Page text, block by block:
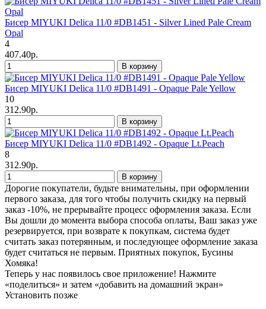
Бисер MIYUKI Delica 11/0 #DB1451 - Silver Lined Pale Cream
Opal
4
407.40р.
В корзину
Бисер MIYUKI Delica 11/0 #DB1491 - Opaque Pale Yellow
10
312.90р.
В корзину
Бисер MIYUKI Delica 11/0 #DB1492 - Opaque Lt.Peach
8
312.90р.
В корзину
Дорогие покупатели, будьте внимательны, при оформлении
первого заказа, для того чтобы получить скидку на первый
заказ -10%, не прерывайте процесс оформления заказа. Если
Вы дошли до момента выбора способа оплаты, Ваш заказ уже
резервируется, при возврате к покупкам, система будет
считать заказ потерянным, и последующее оформление заказа
будет считаться не первым. Приятных покупок, Бусины
Хомяка!
Теперь у нас появилось свое приложение! Нажмите
«поделиться» и затем «добавить на домашний экран»
Установить позже